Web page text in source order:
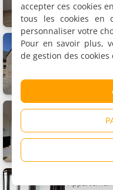
11.8 km
Sonnblick
Maison de
3 personnes,
De
Maison de
2
accepter ces cookies
tous les cookies en
personnaliser votre
Pour en savoir plus,
de gestion des